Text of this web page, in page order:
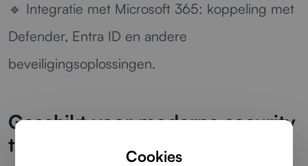
🔹 Integratie met Microsoft 365: koppeling met
Defender, Entra ID en andere
beveiligingsoplossingen.
Geschikt voor moderne security
teams
Cookies